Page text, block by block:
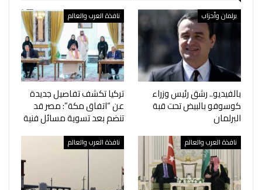
برلمان وأحزاب
بالفيديو.. رشق رئيس وزراء
كوسوفو بالبيض تحت قبة
البرلمان
نافذة العرب والعالم
تركيا تكشف تفاصيل جديدة
عن “اتفاق مكة”: مصر قد
تنضم بعد تسوية مسائل فنية
نافذة العرب والعالم نافذة العرب والعالم